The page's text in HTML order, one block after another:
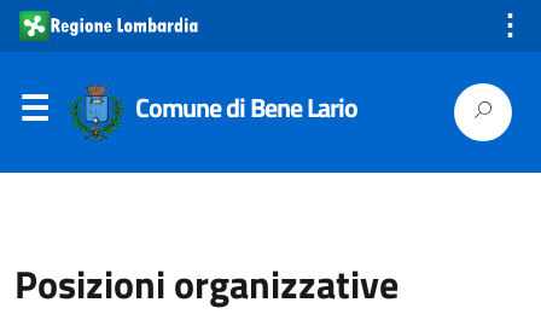
⋮
Comune di Bene Lario
Posizioni organizzative